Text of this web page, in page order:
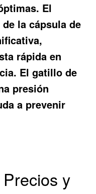
El
la cápsula de
rápida en
El gatillo de
presión
a prevenir
y